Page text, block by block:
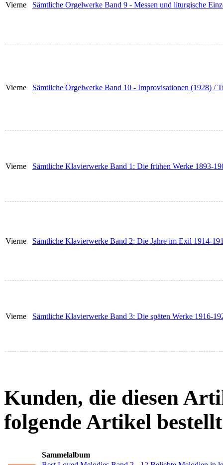
Vierne Sämtliche Orgelwerke Band 9 - Messen und liturgische
Vierne Sämtliche Orgelwerke Band 10 - Improvisationen (1928) /
Vierne Sämtliche Klavierwerke Band 1: Die frühen Werke 1893-
Vierne Sämtliche Klavierwerke Band 2: Die Jahre im Exil 1914-
Vierne Sämtliche Klavierwerke Band 3: Die späten Werke 1916-
Kunden, die diesen
folgende Artikel
Sammelalbum